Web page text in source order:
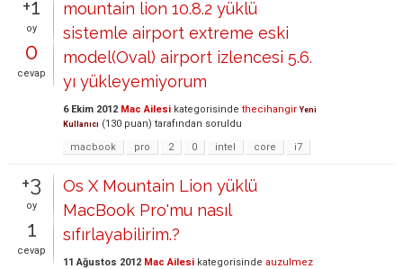
+1
oy
0
cevap
mountain lion 10.8.2 yüklü
sistemle airport extreme eski
model(Oval) airport izlencesi 5.6.
yı yükleyemiyorum
6 Ekim 2012 Mac Ailesi kategorisinde thecihangir Yeni
Kullanıcı (130 puan) tarafından soruldu
macbook
pro 2 0 intel core i7
+3
oy
1
cevap
Os X Mountain Lion yüklü
MacBook Pro'mu nasıl
sıfırlayabilirim.?
11 Ağustos 2012 Mac Ailesi kategorisinde auzulmez